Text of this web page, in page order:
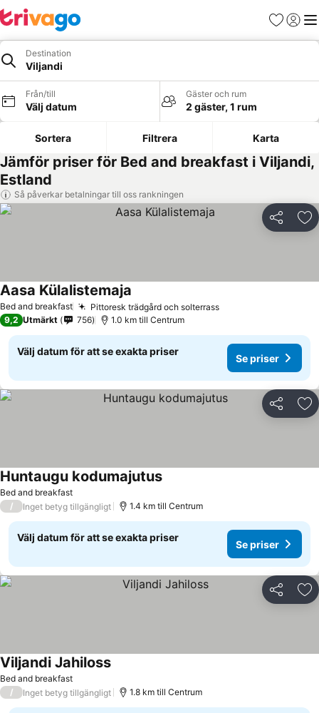
Favoriter
Logga
Destination
Viljandi
Från/till
Välj datum
Gäster och rum
2 gäster, 1 rum
Sortera Filtrera Karta
Jämför priser för Bed and breakfast i Viljandi,
Estland
Så påverkar betalningar till oss rankningen
Dela
Bed and breakfast Pittoresk trädgård och solterrassSe priser
Aasa Külalistemaja
9,2 Utmärkt 756 1.0 km till Centrum
Välj datum för att se exakta priser
Se priser
Dela
Bed and breakfast
Huntaugu kodumajutusSe priser
/ Inget betyg tillgängligt 1.4 km till Centrum
Välj datum för att se exakta priser
Se priser
Dela
Bed and breakfast
Viljandi JahilossSe priser
/ Inget betyg tillgängligt 1.8 km till Centrum